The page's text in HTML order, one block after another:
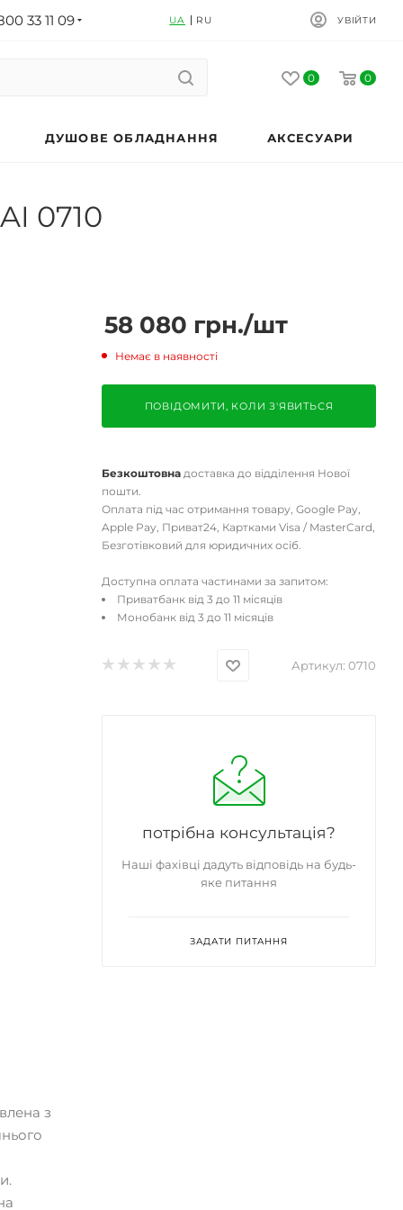
33 11 09 UA RU УВІЙТИ
0 0
ДУШОВЕ ОБЛАДНАННЯ АКСЕСУАРИ
0710
з
58 080 грн./шт
Немає в наявності
ПОВІДОМИТИ, КОЛИ З'ЯВИТЬСЯ
Безкоштовна доставка до відділення Нової
пошти.
Оплата під час отримання товару, Google Pay,
Apple Pay, Приват24, Картками Visa / MasterCard,
Безготівковий для юридичних осіб.
Доступна оплата частинами за запитом:
Приватбанк від 3 до 11 місяців
Монобанк від 3 до 11 місяців
Артикул: 0710
потрібна консультація?
Наші фахівці дадуть відповідь на будь-
яке питання
ЗАДАТИ ПИТАННЯ